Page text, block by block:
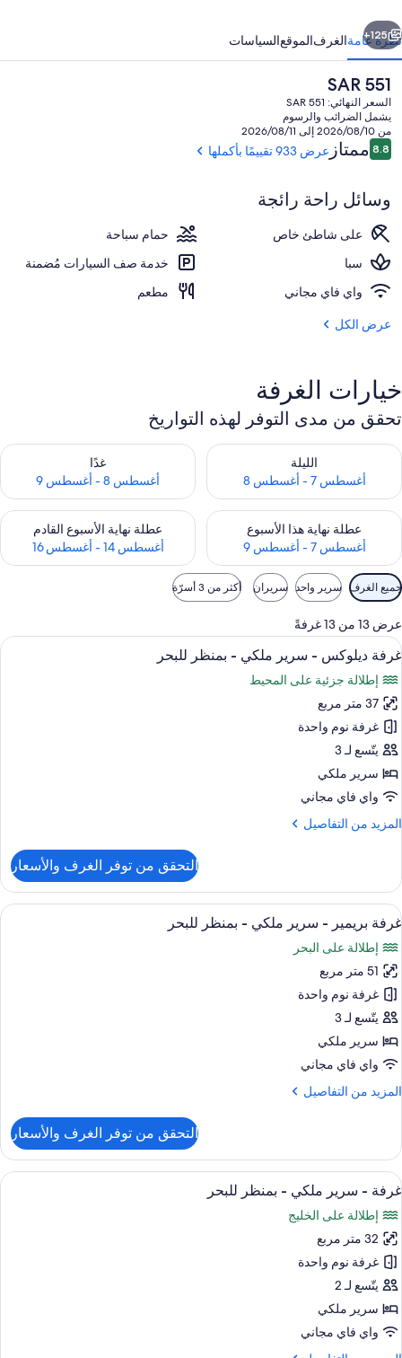
حمّام سباحة خارجي، كبائن (بتكلفة
التالي
125+
نظرة عامةالغرفالموقعالسياسات
السعر
الحالي
هو
SAR
551
SAR 551
السعر النهائي: SAR 551
يشمل الضرائب والرسوم
من 2026/08/10 إلى 2026/08/11
التقييمات
8.88.8 من 10ممتاز عرض 933 تقييمًا بأكملها
وسائل راحة رائجة
على شاطئ خاص
حمام سباحة
سبا
خدمة صف السيارات مُضمنة
واي فاي مجاني
مطعم
عرض الكل
خيارات الغرفة
تحقق من مدى التوفر لهذه التواريخ
الليلة
أغسطس 7 - أغسطس 8
تحقق من مدى التوفر لليلة للفترة أغسطس 7 - أغسطس 8
غدًا
أغسطس 8 - أغسطس 9
تحقق من مدى التوفر لغد للفترة أغسطس
عطلة نهاية هذا الأسبوع
أغسطس 7 - أغسطس 9
تحقق من مدى التوفر لعطلة نهاية هذا الأسبوع للفترة أغسطس 7 - أغسطس 9
عطلة نهاية الأسبوع القادم
أغسطس 14 - أغسطس 16
تحقق من مدى التوفر لعطلة نهاية
عوامل
التصفية
المتاحة
للغرف
جميع الغرف سرير واحد سريران أكثر من 3 أسرّة
عرض 13 من 13 غرفةً
استعراض
جميع
صور
غرفة
ديلوكس
-
سرير
ملكي
بمنظر
ملاءات إيطالية من طراز فريتي وأغطية
11
غرفة ديلوكس - سرير ملكي - بمنظر للبحر
إطلالة جزئية على المحيط
37 متر مربع
غرفة نوم واحدة
يتّسع لـ 3
سرير ملكي
واي فاي مجاني
المزيد من التفاصيل
المزيد
غرفة
ديلوكس
-
سرير
ملكي
بمنظر
للبحر
التحقق من توفر الغرف والأسعار
استعراض
جميع
صور
غرفة
بريمير
-
سرير
ملكي
بمنظر
ملاءات إيطالية من طراز فريتي وأغطية
7
غرفة بريمير - سرير ملكي - بمنظر للبحر
إطلالة على البحر
51 متر مربع
غرفة نوم واحدة
يتّسع لـ 3
سرير ملكي
واي فاي مجاني
المزيد من التفاصيل
المزيد
غرفة
بريمير
-
سرير
ملكي
بمنظر
للبحر
التحقق من توفر الغرف والأسعار
استعراض
جميع
صور
غرفة
-
سرير
ملكي
-
بمنظر
ملاءات إيطالية من طراز فريتي وأغطية
8
غرفة - سرير ملكي - بمنظر للبحر
إطلالة على الخليج
32 متر مربع
غرفة نوم واحدة
يتّسع لـ 2
سرير ملكي
واي فاي مجاني